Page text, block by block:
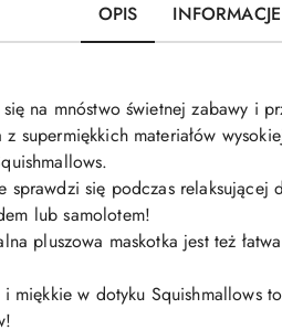
OPIS
na mnóstwo świetnej zabawy i
z supermiękkich materiałów
sprawdzi się podczas
lub samolotem!
pluszowa maskotka jest też
i miękkie w dotyku Squishmallows